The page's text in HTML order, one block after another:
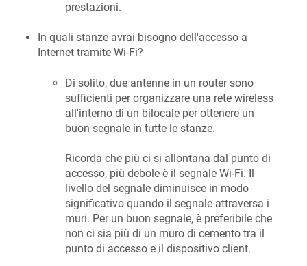
prestazioni.
In quali stanze avrai bisogno dell'accesso a
Internet tramite Wi-Fi?
Di solito, due antenne in un router sono
sufficienti per organizzare una rete wireless
all'interno di un bilocale per ottenere un
buon segnale in tutte le stanze.
Ricorda che più ci si allontana dal punto di
accesso, più debole è il segnale Wi-Fi. Il
livello del segnale diminuisce in modo
significativo quando il segnale attraversa i
muri. Per un buon segnale, è preferibile che
non ci sia più di un muro di cemento tra il
punto di accesso e il dispositivo client.